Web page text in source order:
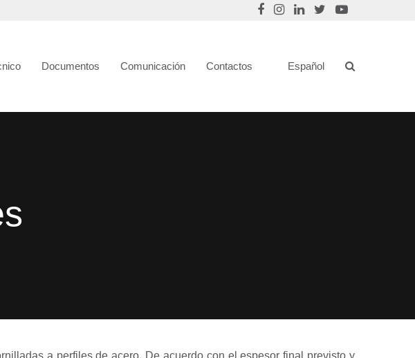
Documentos Comunicación Contactos Español
a perfiles de acero. De acuerdo con el espesor final previsto y